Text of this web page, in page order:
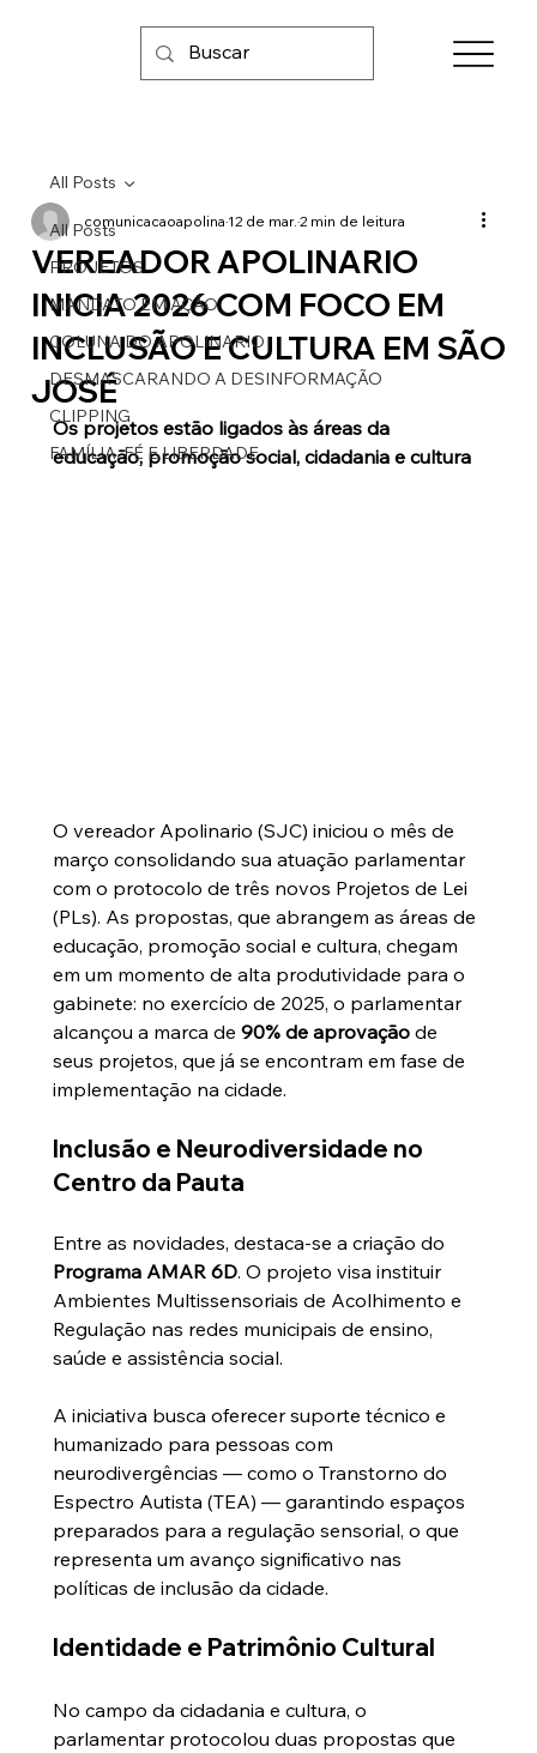
All Posts
PROJETOS
MANDATO EM AÇÃO
COLUNA DO APOLINARIO
DESMASCARANDO A DESINFORMAÇÃO
CLIPPING
FAMÍLIA, FÉ E LIBERDADE
All Posts
VEREADOR APOLINARIO
INICIA 2026 COM FOCO EM
INCLUSÃO E CULTURA EM SÃO
JOSÉ
comunicacaoapolina12 de mar. 2 min de leitura
Os projetos estão ligados às áreas da
educação, promoção social, cidadania e cultura
O vereador Apolinario (SJC) iniciou o mês de
março consolidando sua atuação parlamentar
com o protocolo de três novos Projetos de Lei
(PLs). As propostas, que abrangem as áreas de
educação, promoção social e cultura, chegam
em um momento de alta produtividade para o
gabinete: no exercício de 2025, o parlamentar
alcançou a marca de 90% de aprovação de
seus projetos, que já se encontram em fase de
implementação na cidade.
Inclusão e Neurodiversidade no
Centro da Pauta
Entre as novidades, destaca-se a criação do
Programa AMAR 6D. O projeto visa instituir
Ambientes Multissensoriais de Acolhimento e
Regulação nas redes municipais de ensino,
saúde e assistência social.
A iniciativa busca oferecer suporte técnico e
humanizado para pessoas com
neurodivergências — como o Transtorno do
Espectro Autista (TEA) — garantindo espaços
preparados para a regulação sensorial, o que
representa um avanço significativo nas
políticas de inclusão da cidade.
Identidade e Patrimônio Cultural
No campo da cidadania e cultura, o
parlamentar protocolou duas propostas que